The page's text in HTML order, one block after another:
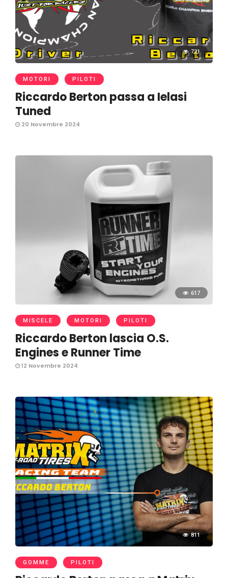
721
MOTORI PILOTI
Riccardo Berton passa a Ielasi
Tuned
20 Novembre 2024
617
MISCELE MOTORI PILOTI
Riccardo Berton lascia O.S.
Engines e Runner Time
12 Novembre 2024
811
GOMME PILOTI